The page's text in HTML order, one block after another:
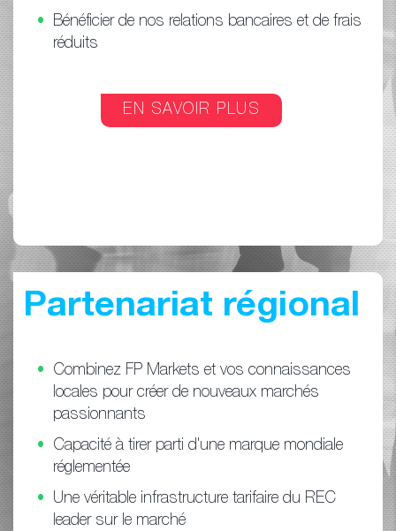
Bénéficier de nos relations bancaires et de frais
réduits
EN SAVOIR PLUS
Partenariat régional
Combinez FP Markets et vos connaissances
locales pour créer de nouveaux marchés
passionnants
Capacité à tirer parti d'une marque mondiale
réglementée
Une véritable infrastructure tarifaire du REC
leader sur le marché